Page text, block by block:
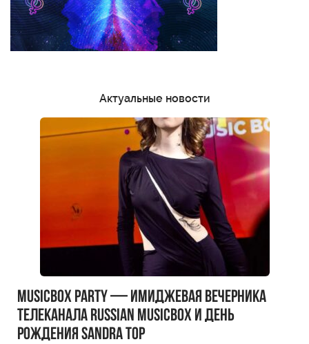
Актуальные новости
MUSICBOX PARTY — имиджевая вечерника
телеканала RUSSIAN MUSICBOX и день
рождения Sandra Top